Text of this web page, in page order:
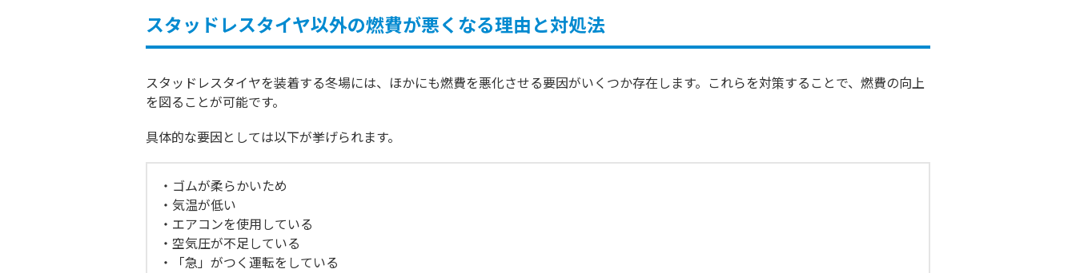
スタッドレスタイヤ以外の燃費が悪くなる理由と対処法
スタッドレスタイヤを装着する冬場には、ほかにも燃費を悪化させる要因がいくつか存在します。これらを対策することで、燃費の向上
を図ることが可能です。
具体的な要因としては以下が挙げられます。
ゴムが柔らかいため
気温が低い
エアコンを使用している
空気圧が不足している
「急」がつく運転をしている